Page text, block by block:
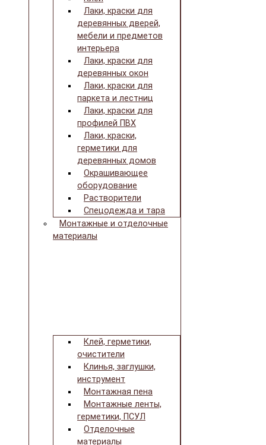
Лаки, краски для
деревянных дверей,
мебели и предметов
интерьера
Лаки, краски для
деревянных окон
Лаки, краски для
паркета и лестниц
Лаки, краски для
профилей ПВХ
Лаки, краски,
герметики для
деревянных домов
Окрашивающее
оборудование
Растворители
Спецодежда и тара
Монтажные и отделочные
материалы
Клей, герметики,
очистители
Клинья, заглушки,
инструмент
Монтажная пена
Монтажные ленты,
герметики, ПСУЛ
Отделочные
материалы